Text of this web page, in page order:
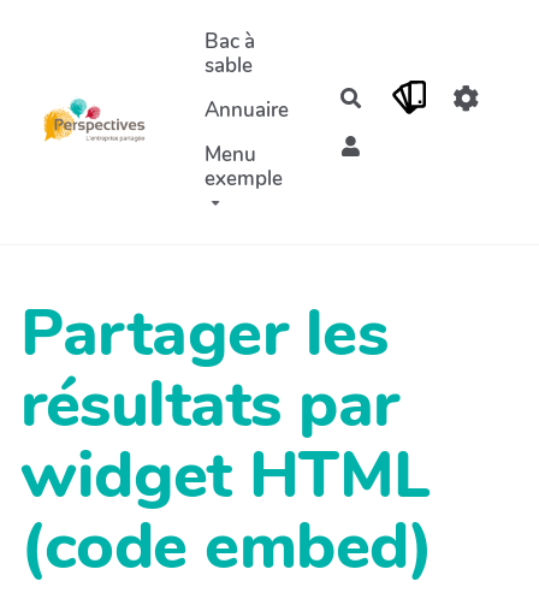
Aller au contenu principal
Bac à
sable
Annuaire
Menu
exemple
Rechercher
Partager les
résultats par
widget HTML
(code embed)